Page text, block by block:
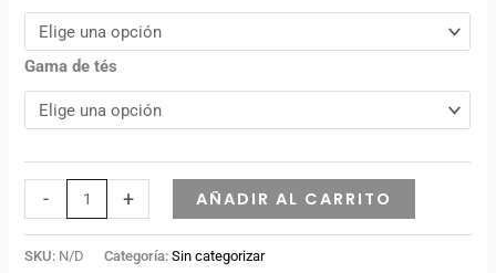
Gama de tés
- + AÑADIR AL CARRITO
SKU: N/D Categoría:Sin categorizar